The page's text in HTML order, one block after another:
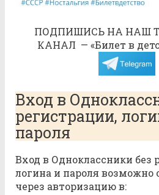
ПОДПИШИСЬ НА НАШ
КАНАЛ — «Билет в
Вход в
регистрации,
пароля
Вход в Одноклассники без
логина и пароля возможно
через авторизацию в: